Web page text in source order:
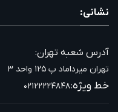
نشانی:
آدرس شعبه تهران:
تهران میرداماد پ ۱۲۵ واحد ۳
خط ویژه:۰۲۱۲۲۲۲۴۸۴۸